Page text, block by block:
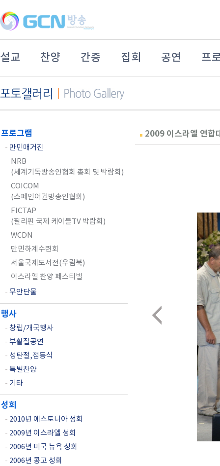
설교 찬양 간증 집회 공연 프
프로그램
- 만민매거진
NRB
(세계기독방송인협회 총회 및 박람회)
COICOM
(스페인어권방송인협회)
FICTAP
(필리핀 국제 케이블TV 박람회)
WCDN
만민하계수련회
서울국제도서전(우림북)
이스라엘 찬양 페스티벌
- 무안단물
행사
- 창립/개국행사
- 부활절공연
- 성탄절,점등식
- 특별찬양
- 기타
성회
- 2010년 에스토니아 성회
- 2009년 이스라엘 성회
- 2006년 미국 뉴욕 성회
- 2006년 콩고 성회
2009 이스라엘 연합